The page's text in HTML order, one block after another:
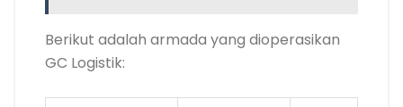
Berikut adalah armada yang dioperasikan
GC Logistik: